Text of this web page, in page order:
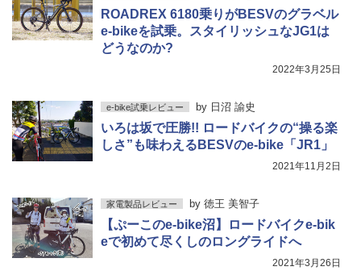
ROADREX 6180乗りがBESVのグラベル
e-bikeを試乗。スタイリッシュなJG1は
どうなのか?
2022年3月25日
e-bike試乗レビュー by 日沼 諭史
いろは坂で圧勝!! ロードバイクの“操る楽
しさ”も味わえるBESVのe-bike「JR1」
2021年11月2日
家電製品レビュー by 徳王 美智子
【ぷーこのe-bike沼】ロードバイクe-bik
eで初めて尽くしのロングライドへ
2021年3月26日